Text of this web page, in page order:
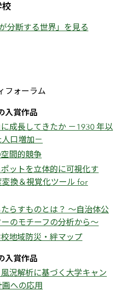
分断する世界」を見る
フォーラム
入賞作品
成長してきたか －1930 年以
口増加－
間的競争
ットを立体的に可視化す
換＆視覚化ツール for
らすものとは？ ～自治体公
のモチーフの分析から～
地域防災・絆マップ
入賞作品
況解析に基づく大学キャン
への応用